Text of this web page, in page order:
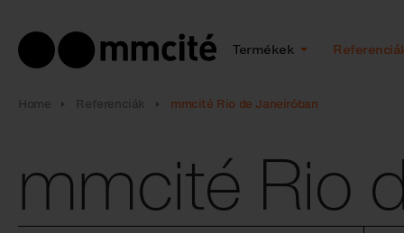
Termékek
Home Referenciák mmcité Rio de Janeiróban
mmcité Rio